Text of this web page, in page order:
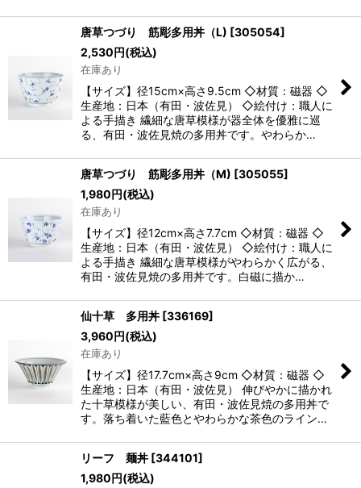
唐草つづり 筋彫多用丼（L) [305054]
2,530円(税込)
在庫あり
【サイズ】径15cm×高さ9.5cm ◇材質：磁器 ◇
生産地：日本（有田・波佐見） ◇絵付け：職人に
よる手描き 繊細な唐草模様が器全体を優雅に巡
る、有田・波佐見焼の多用丼です。やわらか…
唐草つづり 筋彫多用丼（M) [305055]
1,980円(税込)
在庫あり
【サイズ】径12cm×高さ7.7cm ◇材質：磁器 ◇
生産地：日本（有田・波佐見） ◇絵付け：職人に
よる手描き 繊細な唐草模様がやわらかく広がる、
有田・波佐見焼の多用丼です。白磁に描か…
仙十草 多用丼 [336169]
3,960円(税込)
在庫あり
【サイズ】径17.7cm×高さ9cm ◇材質：磁器 ◇
生産地：日本（有田・波佐見） 伸びやかに描かれ
た十草模様が美しい、有田・波佐見焼の多用丼で
す。落ち着いた藍色とやわらかな茶色のライン…
リーフ 麺丼 [344101]
1,980円(税込)